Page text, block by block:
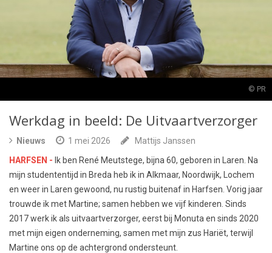
ZOEKEN
© PR
Werkdag in beeld: De Uitvaartverzorger
Nieuws 1 mei 2026
Mattijs Janssen
HARFSEN - Ik ben René Meutstege, bijna 60, geboren in Laren. Na
mijn studententijd in Breda heb ik in Alkmaar, Noordwijk, Lochem
en weer in Laren gewoond, nu rustig buitenaf in Harfsen. Vorig jaar
trouwde ik met Martine; samen hebben we vijf kinderen. Sinds
2017 werk ik als uitvaartverzorger, eerst bij Monuta en sinds 2020
met mijn eigen onderneming, samen met mijn zus Hariët, terwijl
Martine ons op de achtergrond ondersteunt.